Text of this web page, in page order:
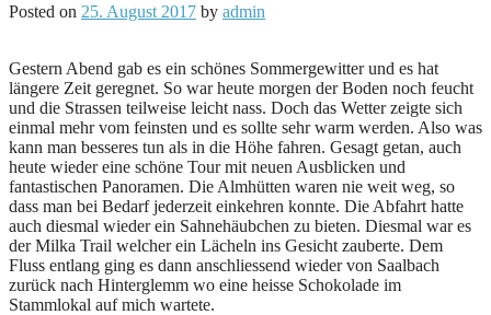
Posted on 25. August 2017 by admin
Gestern Abend gab es ein schönes Sommergewitter und es hat
längere Zeit geregnet. So war heute morgen der Boden noch feucht
und die Strassen teilweise leicht nass. Doch das Wetter zeigte sich
einmal mehr vom feinsten und es sollte sehr warm werden. Also was
kann man besseres tun als in die Höhe fahren. Gesagt getan, auch
heute wieder eine schöne Tour mit neuen Ausblicken und
fantastischen Panoramen. Die Almhütten waren nie weit weg, so
dass man bei Bedarf jederzeit einkehren konnte. Die Abfahrt hatte
auch diesmal wieder ein Sahnehäubchen zu bieten. Diesmal war es
der Milka Trail welcher ein Lächeln ins Gesicht zauberte. Dem
Fluss entlang ging es dann anschliessend wieder von Saalbach
zurück nach Hinterglemm wo eine heisse Schokolade im
Stammlokal auf mich wartete.